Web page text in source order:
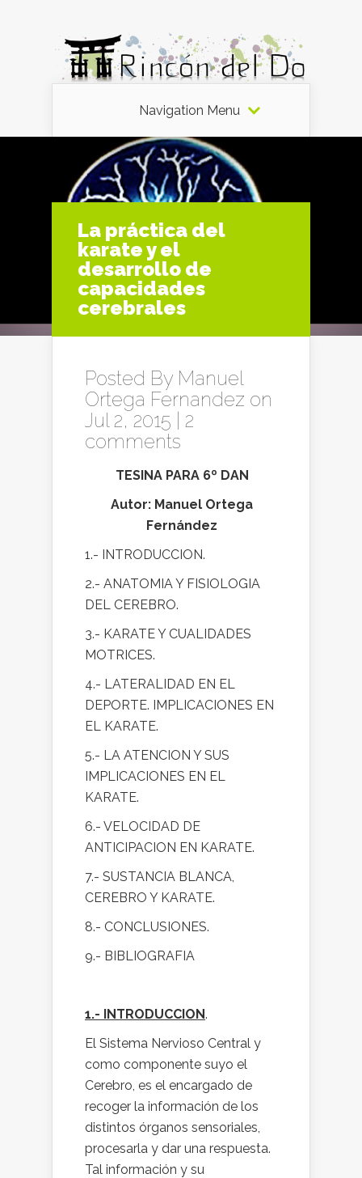
Navigation Menu
La práctica del
karate y el
desarrollo de
capacidades
cerebrales
Posted By Manuel
Ortega Fernandez on
Jul 2, 2015 | 2
comments
TESINA PARA 6º DAN
Autor: Manuel Ortega
Fernández
1.- INTRODUCCION.
2.- ANATOMIA Y FISIOLOGIA
DEL CEREBRO.
3.- KARATE Y CUALIDADES
MOTRICES.
4.- LATERALIDAD EN EL
DEPORTE. IMPLICACIONES EN
EL KARATE.
5.- LA ATENCION Y SUS
IMPLICACIONES EN EL
KARATE.
6.- VELOCIDAD DE
ANTICIPACION EN KARATE.
7.- SUSTANCIA BLANCA,
CEREBRO Y KARATE.
8.- CONCLUSIONES.
9.- BIBLIOGRAFIA
1.- INTRODUCCION.
El Sistema Nervioso Central y
como componente suyo el
Cerebro, es el encargado de
recoger la información de los
distintos órganos sensoriales,
procesarla y dar una respuesta.
Tal información y su